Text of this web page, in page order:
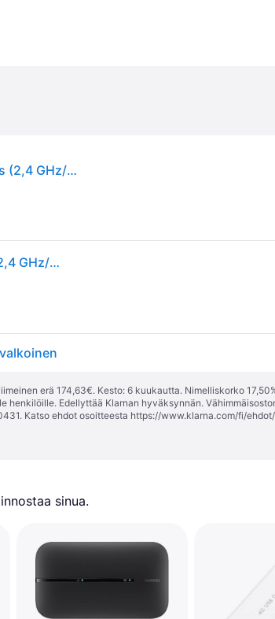
Huawei E5785-92C, Wi-Fi 5 (802.11ac), Kaksitaajuus (2,4 GHz/5 GHz), 4G, 4G, Valkoinen, Pöytäreititin
Huawei E5785-92C, Wi-Fi 5 (802.11ac), Kaksitaajuus (2,4 GHz/5 GHz), 4G, 4G, Valkoinen, Pöytäreititin
erä 174,63€. Kesto: 6 kuukautta. Nimelliskorko
Edellyttää Klarnan hyväksynnän.
Katso ehdot osoitteesta https://www.klarna.com/fi/ehdot/
sinua.